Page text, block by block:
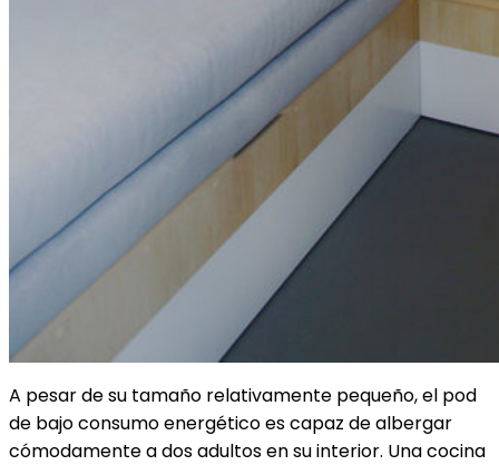
A pesar de su tamaño relativamente pequeño, el pod
de bajo consumo energético es capaz de albergar
cómodamente a dos adultos en su interior. Una cocina